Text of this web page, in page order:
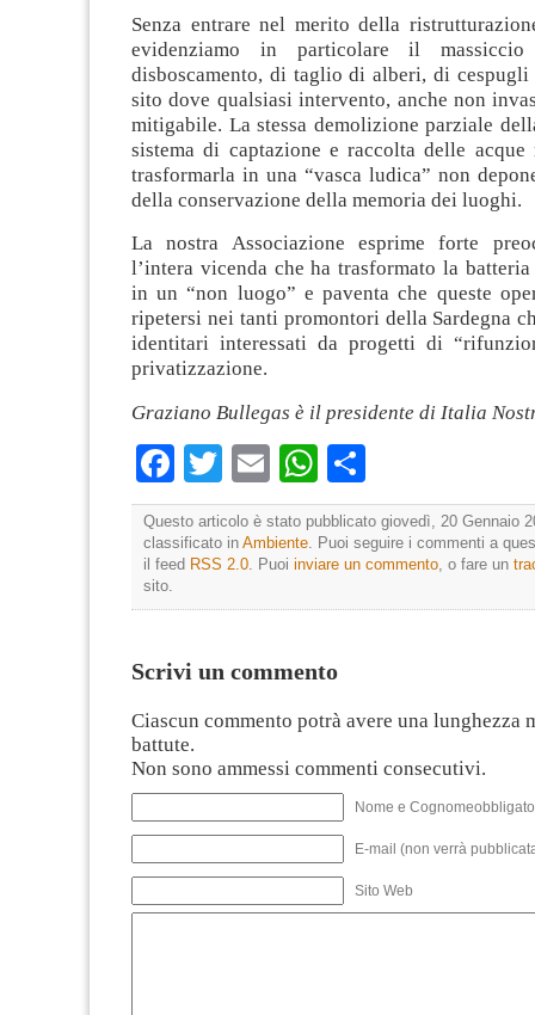
Senza entrare nel merito della
evidenziamo in particolare il
disboscamento, di taglio di alberi, di
sito dove qualsiasi intervento, anche non
mitigabile. La stessa demolizione parziale
sistema di captazione e raccolta delle acque
trasformarla in una “vasca ludica” non
della conservazione della memoria dei luoghi.
La nostra Associazione esprime forte
l’intera vicenda che ha trasformato la
in un “non luogo” e paventa che queste
ripetersi nei tanti promontori della Sardegna
identitari interessati da progetti di
privatizzazione.
Graziano Bullegas è il presidente di Italia
Facebook
TwitterEmailWhatsApp
Questo articolo è stato pubblicato giovedì, 20 Gennaio
classificato in Ambiente . Puoi seguire i commenti a
il feed RSS 2.0 . Puoi inviare un commento , o fare un
sito.
Scrivi un commento
Ciascun commento potrà avere una lunghezza
battute.
Non sono ammessi commenti consecutivi.
Nome e
E-mail (non verrà
Sito Web